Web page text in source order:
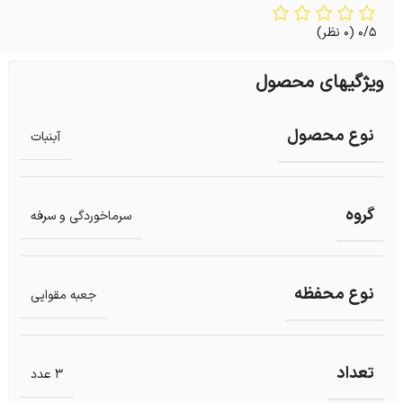
0/5 (0 نظر)
ویژگیهای محصول
نوع محصول آبنبات
گروه سرماخوردگی و سرفه
نوع محفظه جعبه مقوایی
تعداد 3 عدد